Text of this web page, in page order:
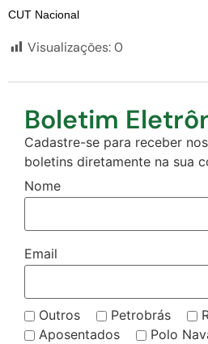
CUT Nacional
Visualizações:0
Boletim
Cadastre-se para receber
boletins diretamente na sua
Nome
Email
Outros Petrobrás
Aposentados
Polo